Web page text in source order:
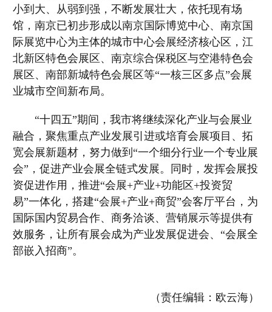
小到大、从弱到强，不断发展壮大，依托现有场
馆，南京已初步形成以南京国际博览中心、南京国
际展览中心为主体的城市中心会展经济核心区，江
北新区特色会展区、南京综合保税区与空港特色会
展区、南部新城特色会展区等“一核三区多点”会展
业城市空间新布局。
“十四五”期间，我市将继续深化产业与会展业
融合，聚焦重点产业发展引进或培育会展项目、拓
宽会展新题材，努力做到“一个细分行业一个专业展
会”，促进产业会展全链式发展。同时，发挥会展投
资促进作用，推进“会展+产业+功能区+投资贸
易”一体化，搭建“会展+产业+商贸”会客厅平台，为
国际国内贸易合作、商务洽谈、营销展示等提供有
效服务，让所有展会成为产业发展促进会、“会展全
部嵌入招商”。
（责任编辑：欧云海）